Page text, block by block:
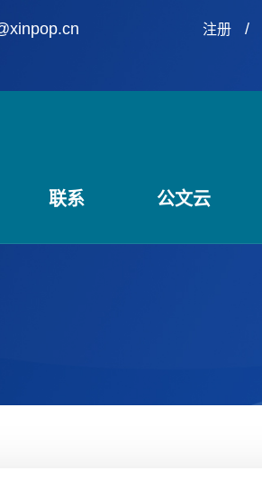
注册/
联系 公文云